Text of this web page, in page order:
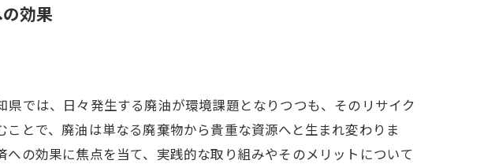
効果
では、日々発生する廃油が環境課題となりつつも、そのリサイク
とで、廃油は単なる廃棄物から貴重な資源へと生まれ変わりま
の効果に焦点を当て、実践的な取り組みやそのメリットについて